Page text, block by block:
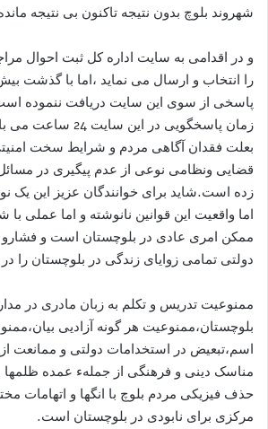
شهروند بلوچ بدون نتیجه تاکنون بی نتیجه
و در اقدامی به سایت اداره کل ثبت احوال
را انتخاب و ارسال می نماید ،اما با گذشت
پاسخی از سوی این سایت دریافت ننموده
زمان پاسخگویی در این
بعلت فقدان آگاهی مردم و شرایط سخت
قضایی ونظامی نوعی از عدم پیگیری در
زده است.شاید برای خوانندگان عزیز این یک
اما واقعیت این قوانین نانوشته و اما عملی
ممکن امری عادی در بلوچستان است و فشارو
دولتی تمامی زوایای زندگی در بلوچستان را
ممنوعیت تدریس و تکلم به زبان مادری در
بلوچستان،ممنوعیت هر گونه آزادیی
اسم،تبعیض در استخدامات دولتی و ممانعت
مناسک دینی و فرهنگی از جملهء عمده ظلمها
حذف فیزیکی مردم بلوچ با انگها و اتهامات
مرکزی برای نابودی در بلوچستان است.